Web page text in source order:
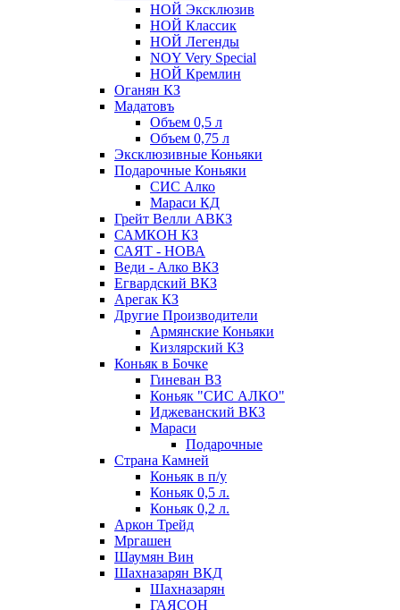
НОЙ Эксклюзив
НОЙ Классик
НОЙ Легенды
NOY Very Speсial
НОЙ Кремлин
Оганян КЗ
Мадатовъ
Объем 0,5 л
Объем 0,75 л
Эксклюзивные Коньяки
Подарочные Коньяки
СИС Алко
Мараси КД
Грейт Велли АВКЗ
САМКОН КЗ
САЯТ - НОВА
Веди - Алко ВКЗ
Егвардский ВКЗ
Арегак КЗ
Другие Производители
Армянские Коньяки
Кизлярский КЗ
Коньяк в Бочке
Гиневан ВЗ
Коньяк "СИС АЛКО"
Иджеванский ВКЗ
Мараси
Подарочные
Страна Камней
Коньяк в п/у
Коньяк 0,5 л.
Коньяк 0,2 л.
Аркон Трейд
Мргашен
Шаумян Вин
Шахназарян ВКД
Шахназарян
ГАЯСОН